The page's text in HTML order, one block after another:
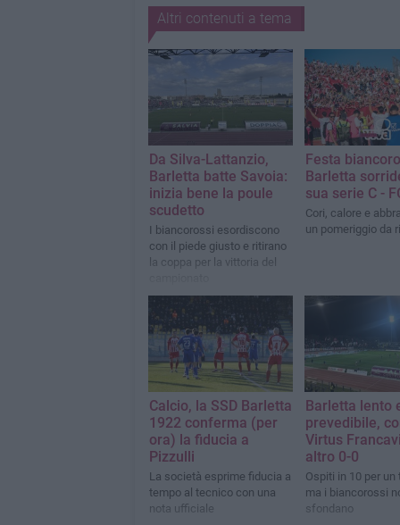
Altri contenuti a tema
Da Silva-Lattanzio,
Barletta batte Savoia:
inizia bene la poule
scudetto
I biancorossi esordiscono
con il piede giusto e ritirano
la coppa per la vittoria del
Festa
Barletta
sua serie C -
Cori, calore e
un pomeriggio da
Calcio, la SSD Barletta
1922 conferma (per
ora) la fiducia a
Pizzulli
La società esprime fiducia a
tempo al tecnico con una
nota ufficiale
Barletta lento
prevedibile,
Virtus
altro 0-0
Ospiti in 10 per un
ma i biancorossi
sfondano